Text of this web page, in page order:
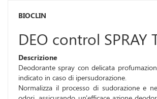
BIOCLIN
DEO control SPRAY
Descrizione
Deodorante spray con delicata
indicato in caso di ipersudorazione.
Normalizza il processo di sudorazione e